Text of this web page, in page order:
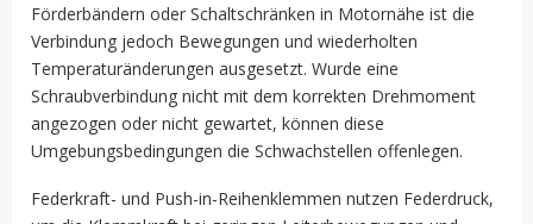
Förderbändern oder Schaltschränken in Motornähe ist die
Verbindung jedoch Bewegungen und wiederholten
Temperaturänderungen ausgesetzt. Wurde eine
Schraubverbindung nicht mit dem korrekten Drehmoment
angezogen oder nicht gewartet, können diese
Umgebungsbedingungen die Schwachstellen offenlegen.
Federkraft- und Push-in-Reihenklemmen nutzen Federdruck,